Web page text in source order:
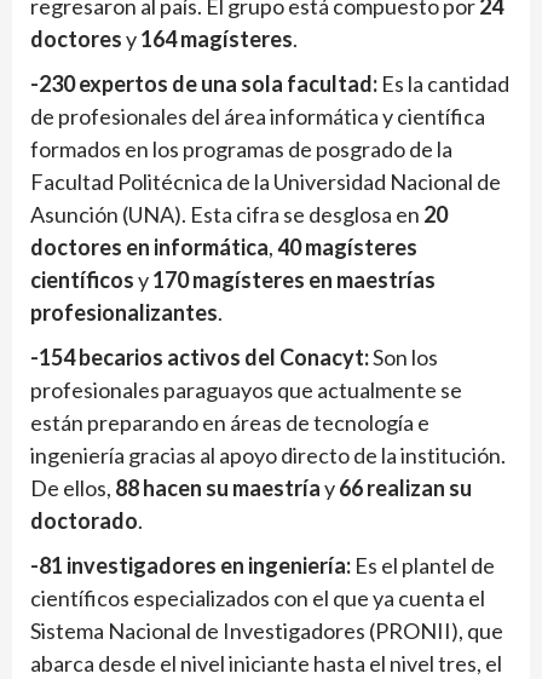
regresaron al país. El grupo está compuesto por24
doctoresy164 magísteres.
-230 expertos de una sola facultad: Es la cantidad
de profesionales del área informática y científica
formados en los programas de posgrado de la
Facultad Politécnica de la Universidad Nacional de
Asunción (UNA). Esta cifra se desglosa en 20
doctores en informática,40 magísteres
científicosy170 magísteres en maestrías
profesionalizantes.
-154 becarios activos del Conacyt:Son los
profesionales paraguayos que actualmente se
están preparando en áreas de tecnología e
ingeniería gracias al apoyo directo de la institución.
De ellos, 88 hacen su maestríay66 realizan su
doctorado.
-81 investigadores en ingeniería: Es el plantel de
científicos especializados con el que ya cuenta el
Sistema Nacional de Investigadores (PRONII), que
abarca desde el nivel iniciante hasta el nivel tres, el